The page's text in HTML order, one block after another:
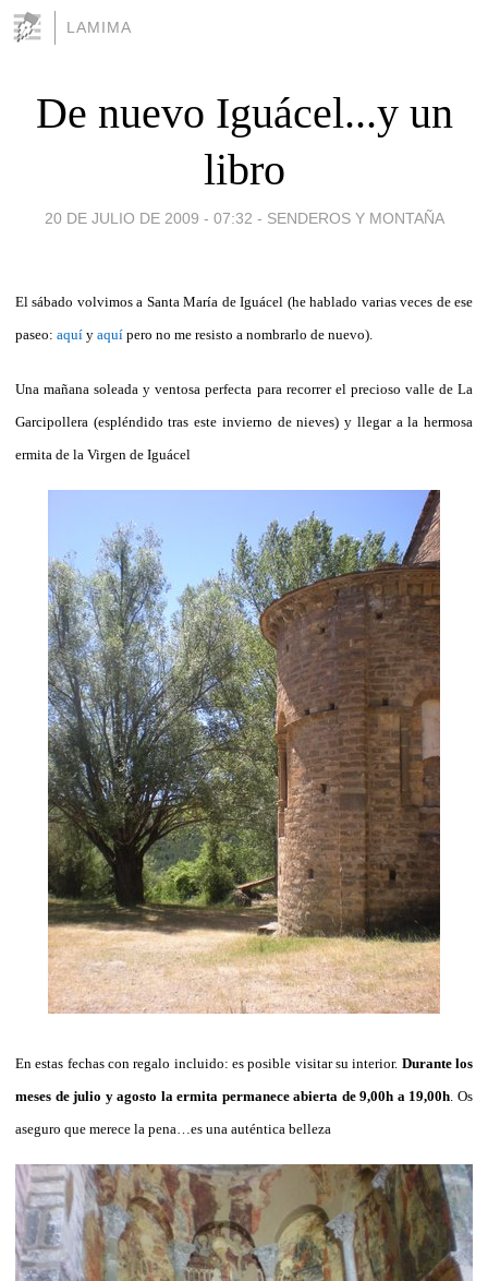
LAMIMA
De nuevo Iguácel...y un
libro
20 DE JULIO DE 2009 - 07:32 - SENDEROS Y MONTAÑA
El sábado volvimos a Santa María de Iguácel (he hablado varias veces de ese
paseo: aquí y aquí pero no me resisto a nombrarlo de nuevo).
Una mañana soleada y ventosa perfecta para recorrer el precioso valle de La
Garcipollera (espléndido tras este invierno de nieves) y llegar a la hermosa
ermita de la Virgen de Iguácel
En estas fechas con regalo incluido: es posible visitar su interior. Durante los
meses de julio y agosto la ermita permanece abierta de 9,00h a 19,00h . Os
aseguro que merece la pena…es una auténtica belleza